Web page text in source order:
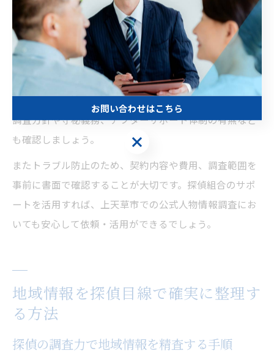
裏付け取得も可能です。
特に「熊本探偵 人探し」や「熊本探偵社 レビュー」など
で評価の高い組合加盟社に相談することで、調査過程や
料金体系、調査後の報告方法なども明確に説明してもら
えます。依頼前には複数社から見積もりや説明を受け、
調査方針や守秘義務、アフターサポート体制の有無など
も確認しましょう。
またトラブル防止のため、契約内容や費用、調査範囲を
事前に書面で確認することが大切です。探偵組合のサポ
ートを活用すれば、上天草市での公式人物情報調査にお
いても安心して依頼・活用ができるでしょう。
地域情報を探偵目線で確実に整理す
る方法
探偵の調査力で地域情報を精査する手順
お問い合わせはこちら
お問い合わせはこちら